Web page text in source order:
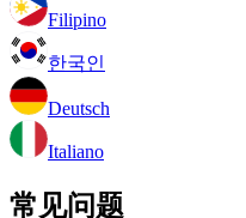
Filipino
한국인
Deutsch
Italiano
常见问题